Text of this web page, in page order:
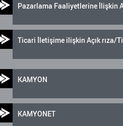
Pazarlama Faaliyetlerine İlişkin
Ticari İletişime ilişkin Açık rıza/
KAMYON
KAMYONET